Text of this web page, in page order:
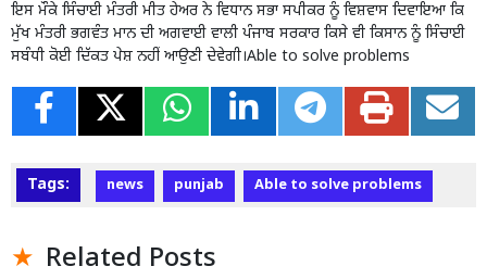
ਇਸ ਮੌਕੇ ਸਿੰਚਾਈ ਮੰਤਰੀ ਮੀਤ ਹੇਅਰ ਨੇ ਵਿਧਾਨ ਸਭਾ ਸਪੀਕਰ ਨੂੰ ਵਿਸ਼ਵਾਸ ਦਿਵਾਇਆ ਕਿ
ਮੁੱਖ ਮੰਤਰੀ ਭਗਵੰਤ ਮਾਨ ਦੀ ਅਗਵਾਈ ਵਾਲੀ ਪੰਜਾਬ ਸਰਕਾਰ ਕਿਸੇ ਵੀ ਕਿਸਾਨ ਨੂੰ ਸਿੰਚਾਈ
ਸਬੰਧੀ ਕੋਈ ਦਿੱਕਤ ਪੇਸ਼ ਨਹੀਂ ਆਉਣੀ ਦੇਵੇਗੀ।Able to solve problems
Tags: news punjab Able to solve problems
Related Posts